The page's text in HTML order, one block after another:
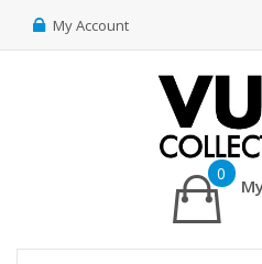
My Account
0